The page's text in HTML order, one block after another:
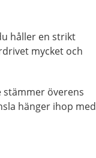
håller en strikt
mycket och
överens
hänger ihop med